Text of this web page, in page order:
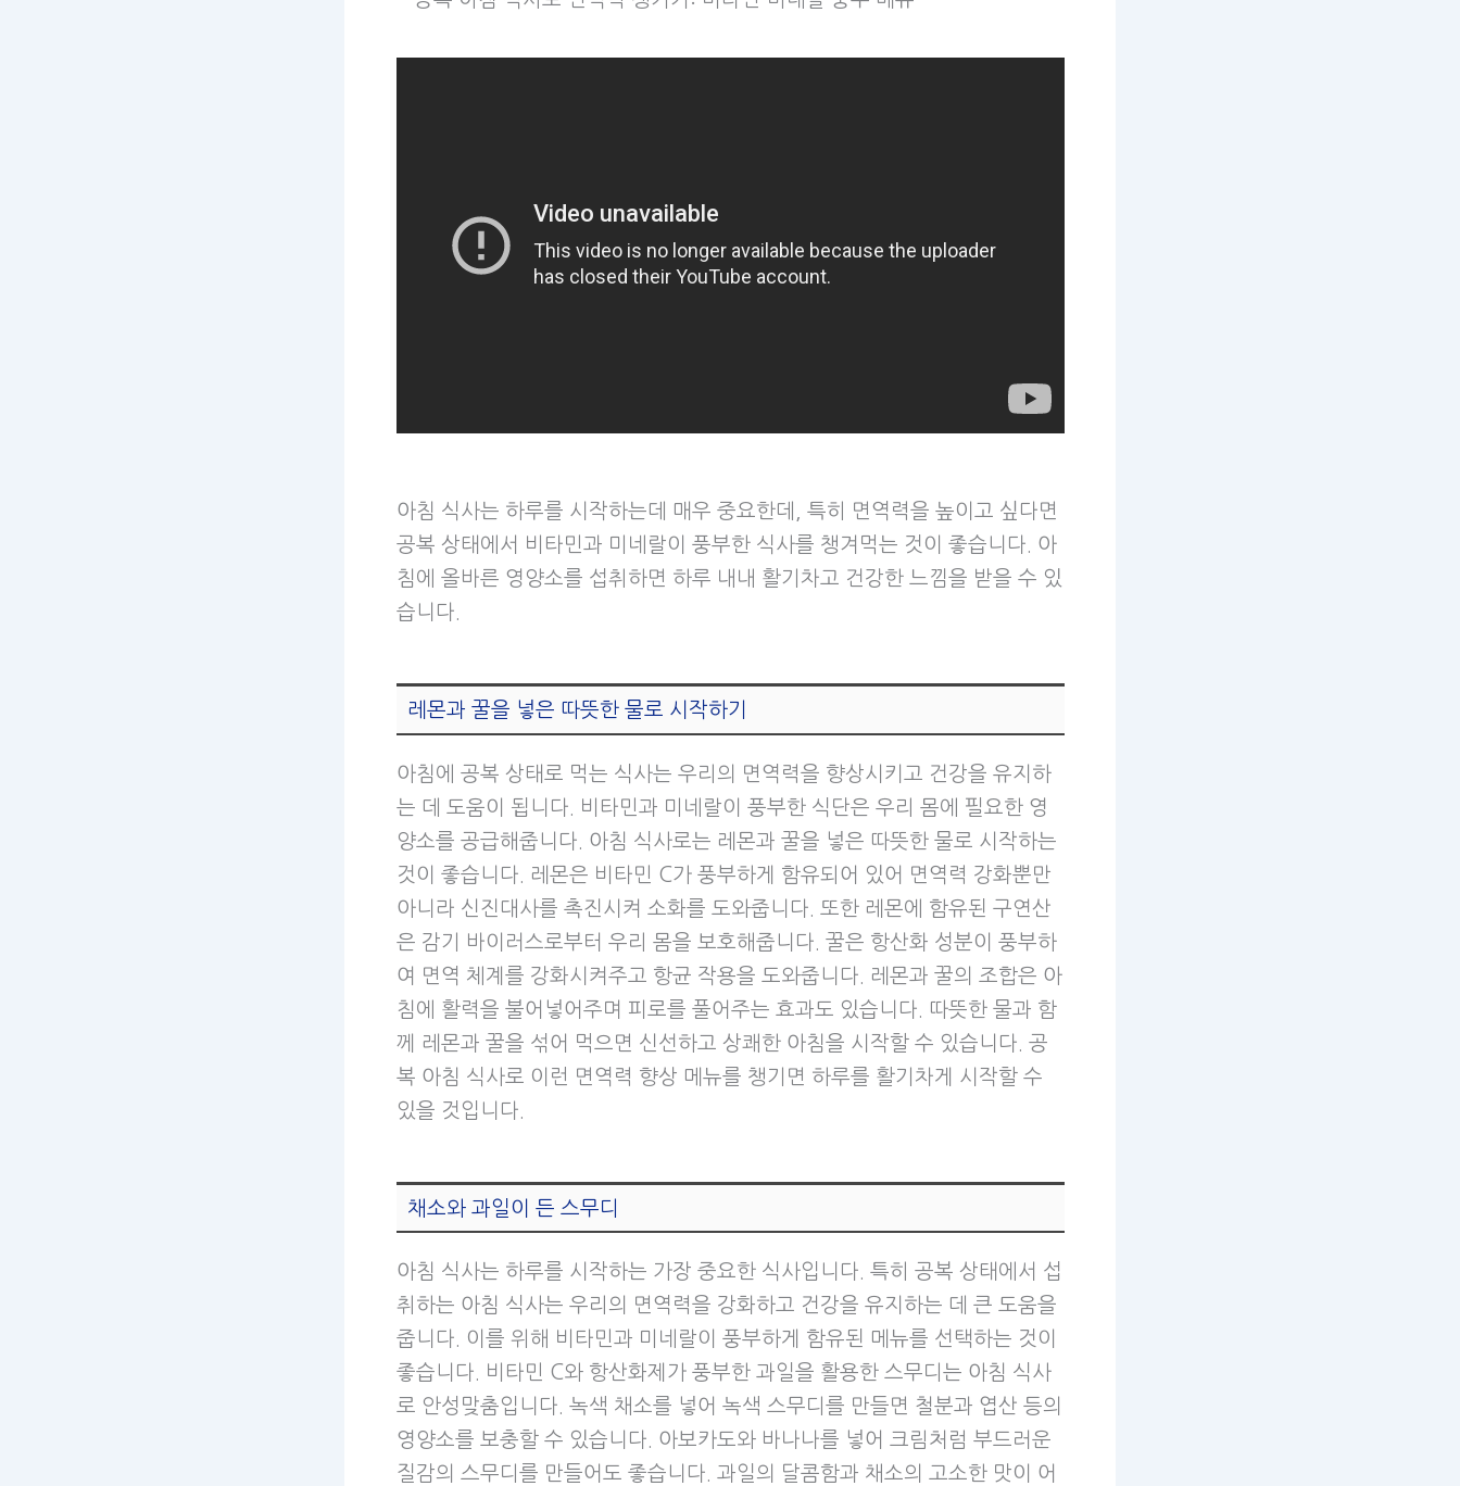
아침 식사는 하루를 시작하는데 매우 중요한데, 특히 면역력을 높이고 싶다면
공복 상태에서 비타민과 미네랄이 풍부한 식사를 챙겨먹는 것이 좋습니다. 아
침에 올바른 영양소를 섭취하면 하루 내내 활기차고 건강한 느낌을 받을 수 있
습니다.
레몬과 꿀을 넣은 따뜻한 물로 시작하기
아침에 공복 상태로 먹는 식사는 우리의 면역력을 향상시키고 건강을 유지하
는 데 도움이 됩니다. 비타민과 미네랄이 풍부한 식단은 우리 몸에 필요한 영
양소를 공급해줍니다. 아침 식사로는 레몬과 꿀을 넣은 따뜻한 물로 시작하는
것이 좋습니다. 레몬은 비타민 C가 풍부하게 함유되어 있어 면역력 강화뿐만
아니라 신진대사를 촉진시켜 소화를 도와줍니다. 또한 레몬에 함유된 구연산
은 감기 바이러스로부터 우리 몸을 보호해줍니다. 꿀은 항산화 성분이 풍부하
여 면역 체계를 강화시켜주고 항균 작용을 도와줍니다. 레몬과 꿀의 조합은 아
침에 활력을 불어넣어주며 피로를 풀어주는 효과도 있습니다. 따뜻한 물과 함
께 레몬과 꿀을 섞어 먹으면 신선하고 상쾌한 아침을 시작할 수 있습니다. 공
복 아침 식사로 이런 면역력 향상 메뉴를 챙기면 하루를 활기차게 시작할 수
있을 것입니다.
채소와 과일이 든 스무디
아침 식사는 하루를 시작하는 가장 중요한 식사입니다. 특히 공복 상태에서 섭
취하는 아침 식사는 우리의 면역력을 강화하고 건강을 유지하는 데 큰 도움을
줍니다. 이를 위해 비타민과 미네랄이 풍부하게 함유된 메뉴를 선택하는 것이
좋습니다. 비타민 C와 항산화제가 풍부한 과일을 활용한 스무디는 아침 식사
로 안성맞춤입니다. 녹색 채소를 넣어 녹색 스무디를 만들면 철분과 엽산 등의
영양소를 보충할 수 있습니다. 아보카도와 바나나를 넣어 크림처럼 부드러운
질감의 스무디를 만들어도 좋습니다. 과일의 달콤함과 채소의 고소한 맛이 어